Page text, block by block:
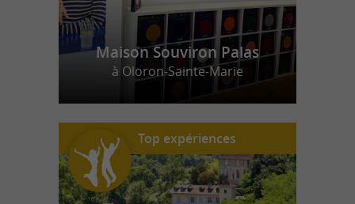
Maison Souviron Palas
à Oloron-Sainte-Marie
Top expériences